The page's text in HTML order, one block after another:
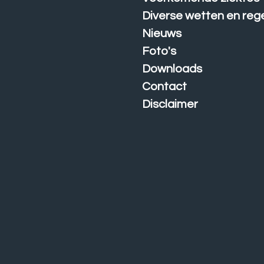
Diverse wetten en
Nieuws
Foto's
Downloads
Contact
Disclaimer